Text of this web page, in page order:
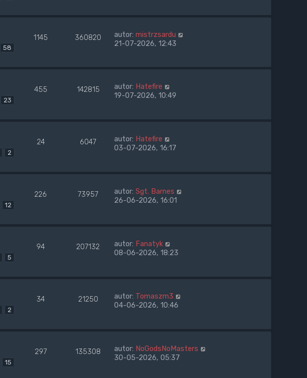
58
1145 360820 autor: mistrzsardu
21-07-2026, 12:43
23
455 142815 autor: Hatefire
19-07-2026, 10:49
2
24 6047 autor: Hatefire
03-07-2026, 16:17
12
226 73957 autor: Sgt. Barnes
26-06-2026, 16:01
5
94 207132 autor: Fanatyk
08-06-2026, 18:23
2
34 21250 autor: Tomaszm3
04-06-2026, 10:46
15
297 135308 autor: NoGodsNoMasters
30-05-2026, 05:37